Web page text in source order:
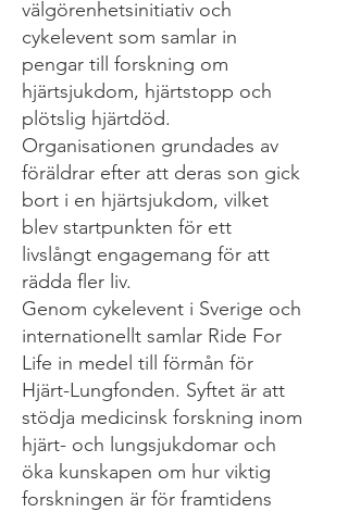
välgörenhetsinitiativ och
cykelevent som samlar in
pengar till forskning om
hjärtsjukdom, hjärtstopp och
plötslig hjärtdöd.
Organisationen grundades av
föräldrar efter att deras son gick
bort i en hjärtsjukdom, vilket
blev startpunkten för ett
livslångt engagemang för att
rädda fler liv.
Genom cykelevent i Sverige och
internationellt samlar Ride For
Life in medel till förmån för
Hjärt-Lungfonden. Syftet är att
stödja medicinsk forskning inom
hjärt- och lungsjukdomar och
öka kunskapen om hur viktig
forskningen är för framtidens